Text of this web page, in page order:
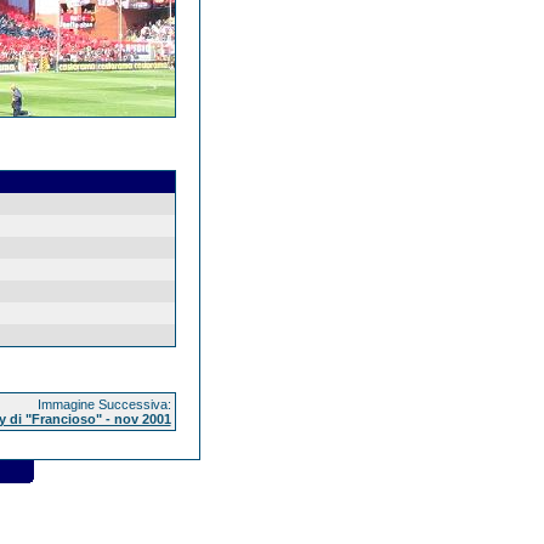
Immagine Successiva:
di "Francioso" - nov 2001